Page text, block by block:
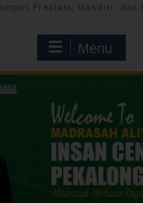
Prestasi, Mandiri, dan
Menu